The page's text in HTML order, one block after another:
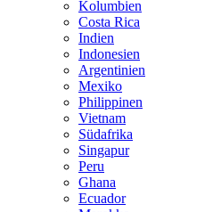
Kolumbien
Costa Rica
Indien
Indonesien
Argentinien
Mexiko
Philippinen
Vietnam
Südafrika
Singapur
Peru
Ghana
Ecuador